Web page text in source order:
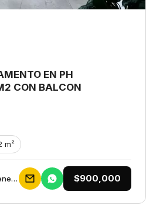
EN PH
CON BALCON
m²
Galceb Group Bienes Raices $900,000